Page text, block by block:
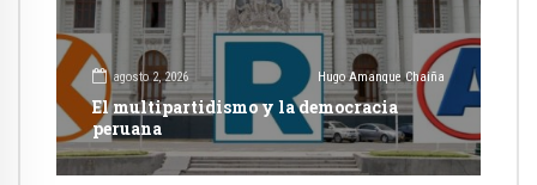
agosto 2, 2026 Hugo Amanque Chaiña
El multipartidismo y la democracia
peruana